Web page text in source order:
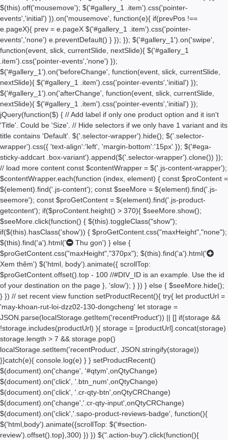
$(this).off('mousemove'); $('#gallery_1 .item').css('pointer-
events','initial') }).on('mousemove', function(e){ if(prevPos !==
e.pageX){ prev = e.pageX $('#gallery_1 .item').css('pointer-
events','none') e.preventDefault() } }); }); $('#gallery_1').on('swipe',
function(event, slick, currentSlide, nextSlide){ $('#gallery_1
.item').css('pointer-events','none') });
$('#gallery_1').on('beforeChange', function(event, slick, currentSlide,
nextSlide){ $('#gallery_1 .item').css('pointer-events','initial') });
$('#gallery_1').on('afterChange', function(event, slick, currentSlide,
nextSlide){ $('#gallery_1 .item').css('pointer-events','initial') });
jQuery(function($) { // Add label if only one product option and it isn't
'Title'. Could be 'Size'. // Hide selectors if we only have 1 variant and its
title contains 'Default'. $('.selector-wrapper').hide(); $('.selector-
wrapper').css({ 'text-align':'left', 'margin-bottom':'15px' }); $('#ega-
sticky-addcart .box-variant').append($('.selector-wrapper').clone()) });
// load more content const $contentWrapper = $('.js-content-wrapper');
$contentWrapper.each(function (index, element) { const $proContent =
$(element).find('.js-content'); const $seeMore = $(element).find('.js-
seemore'); const $proGetContent = $(element).find('.js-product-
getcontent'); if($proContent.height() > 370){ $seeMore.show();
$seeMore.click(function() { $(this).toggleClass("show");
if($(this).hasClass('show')) { $proGetContent.css("maxHeight","none");
$(this).find('a').html('
Thu gọn') } else {
$proGetContent.css("maxHeight","370px"); $(this).find('a').html('
Xem thêm') $('html, body').animate({ scrollTop:
$proGetContent.offset().top - 100 //#DIV_ID is an example. Use the id
of your destination on the page }, 'slow'); } }) } else { $seeMore.hide();
} }) // set recent view function setProductRecent(){ try{ let productUrl =
'may-khoan-rut-loi-dzz02-130-dongcheng' let storage =
JSON.parse(localStorage.getItem('recentProduct')) || [] if(storage &&
!storage.includes(productUrl) ){ storage = [productUrl].concat(storage)
storage.length > 7 && storage.pop()
localStorage.setItem('recentProduct', JSON.stringify(storage))
}}catch(e){ console.log(e) } } setProductRecent()
$(document).on('change', '#qtym',onQtyChange)
$(document).on('click', '.btn_num',onQtyChange)
$(document).on('click', '.cr-qty-btn',onQtyCRChange)
$(document).on('change','.cr-qty-input',onQtyCRChange)
$(document).on('click','.sapo-product-reviews-badge', function(){
$('html,body').animate({scrollTop: $('#section-
review').offset().top},300) }) }) $(".action-buy").click(function(){